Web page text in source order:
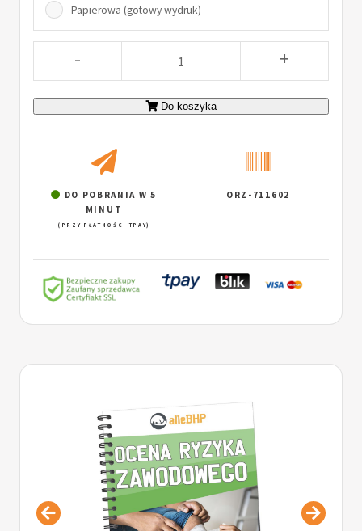
Papierowa (gotowy wydruk)
- +
Do koszyka
DO POBRANIA W 5
MINUT
(PRZY PŁATNOŚCI TPAY)
ORZ-711602